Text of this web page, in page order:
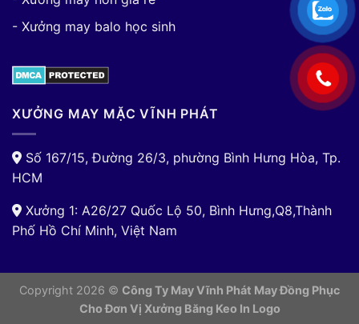
- Xưởng may balo học sinh
XƯỞNG MAY MẶC VĨNH PHÁT
Số 167/15, Đường 26/3, phường Bình Hưng Hòa, Tp.
HCM
Xưởng 1: A26/27 Quốc Lộ 50, Bình Hưng,Q8,Thành
Phố Hồ Chí Minh, Việt Nam
Copyright 2026 © Công Ty May Vĩnh Phát May Đồng Phục
Cho Đơn Vị Xưởng Băng Keo In Logo